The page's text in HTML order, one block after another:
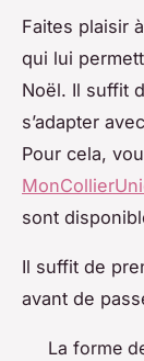
Faites plaisir
qui lui
Noël. Il suffit
s’adapter
Pour cela,
sont
Il suffit de
avant de
La forme